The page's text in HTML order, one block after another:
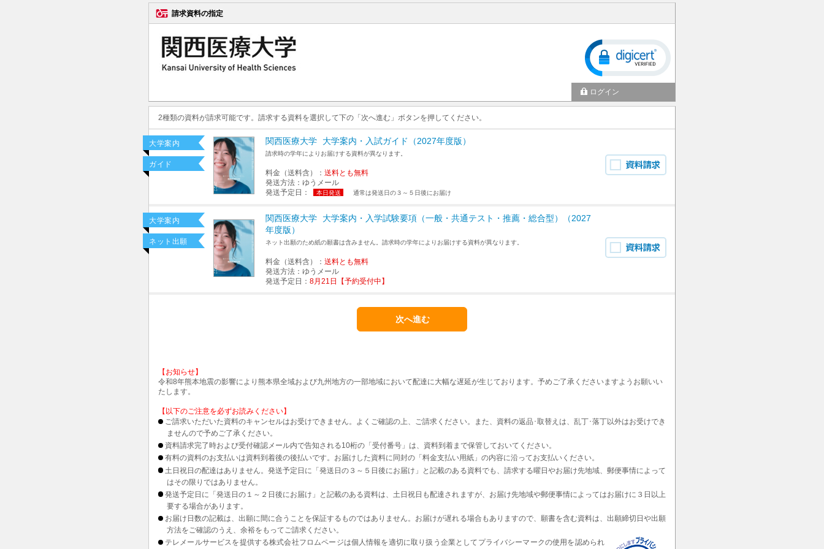
請求資料の指定
ログイン
2種類の資料が請求可能です。請求する資料を選択して下の「次へ進む」ボタンを押してください。
大学案内
ガイド
関西医療大学 大学案内・入試ガイド（2027年度版）
請求時の学年によりお届けする資料が異なります。
料金（送料含）： 送料とも無料
発送方法： ゆうメール
発送予定日：
本日発送 通常は発送日の３～５日後にお届け
大学案内
ネット出願
関西医療大学
大学案内・入学試験要項（一般・共通テスト・推薦・総合型）（2027
年度版）
ネット出願のため紙の願書は含みません。請求時の学年によりお届けする資料が異なります。
料金（送料含）： 送料とも無料
発送方法： ゆうメール
発送予定日： 8月21日【予約受付中】
【お知らせ】
令和8年熊本地震の影響により熊本県全域および九州地方の一部地域において配達に大幅な遅延が生じております。予めご了承くださいますようお願いい
たします。
【以下のご注意を必ずお読みください】
ご請求いただいた資料のキャンセルはお受けできません。よくご確認の上、ご請求ください。また、資料の返品･取替えは、乱丁･落丁以外はお受けでき
ませんので予めご了承ください。
資料請求完了時および受付確認メール内で告知される10桁の「受付番号」は、資料到着まで保管しておいてください。
有料の資料のお支払いは資料到着後の後払いです。お届けした資料に同封の「料金支払い用紙」の内容に沿ってお支払いください。
土日祝日の配達はありません。発送予定日に「発送日の３～５日後にお届け」と記載のある資料でも、請求する曜日やお届け先地域、郵便事情によって
はその限りではありません。
発送予定日に「発送日の１～２日後にお届け」と記載のある資料は、土日祝日も配達されますが、お届け先地域や郵便事情によってはお届けに３日以上
要する場合があります。
お届け日数の記載は、出願に間に合うことを保証するものではありません。お届けが遅れる場合もありますので、願書を含む資料は、出願締切日や出願
方法をご確認のうえ、余裕をもってご請求ください。
テレメールサービスを提供する株式会社フロムページは個人情報を適切に取り扱う企業としてプライバシーマークの使用を認められ